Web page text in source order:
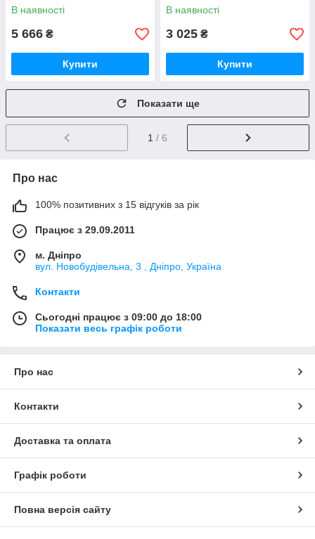
В наявності
5 666 ₴
Купити
В наявності
3 025 ₴
Купити
Показати ще
1 / 6
Про нас
100% позитивних з 15 відгуків за рік
Працює з 29.09.2011
м. Дніпро
вул. Новобудівельна, 3 , Дніпро, Україна
Контакти
Сьогодні працює з 09:00 до 18:00
Показати весь графік роботи
Про нас
Контакти
Доставка та оплата
Графік роботи
Повна версія сайту